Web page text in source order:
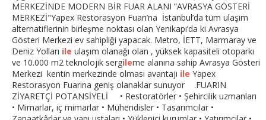
MERKEZİNDE MODERN BİR FUAR ALANI “AVRASYA GÖSTERİ
MERKEZİ"Yapex Restorasyon Fuarı’na İstanbul’da tüm ulaşım
alternatiflerinin birleşme noktası olan Yenikapı’da ki Avrasya
Gösteri Merkezi ev sahipliği yapacak. Metro, İETT, Marmaray ve
Deniz Yolları ile ulaşım olanağı olan , yüksek kapasiteli otoparkı
ve 10.000 m2 teknolojik sergileme alanına sahip Avrasya Gösteri
Merkezi kentin merkezinde olması avantajı ile Yapex
Restorasyon Fuarına geniş olanaklar sunuyor .FUARIN
ZİYARETÇİ POTANSİYELİ • Restoratörler • Şehircilik uzmanları
• Mimarlar, iç mimarlar • Mühendisler • Tasarımcılar •